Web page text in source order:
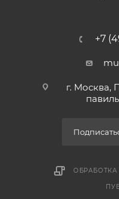
+7
г. Москва,